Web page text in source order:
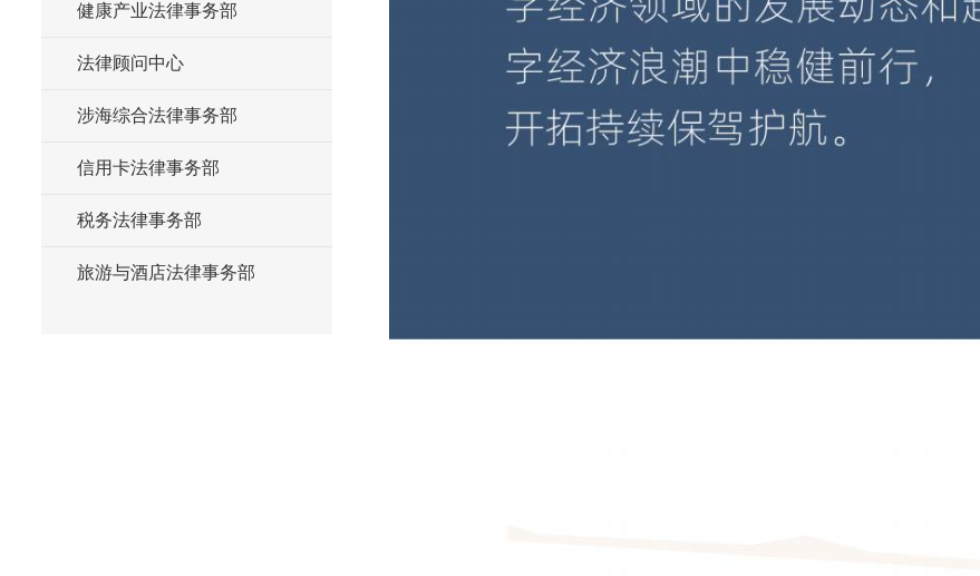
健康产业法律事务部
法律顾问中心
涉海综合法律事务部
信用卡法律事务部
税务法律事务部
旅游与酒店法律事务部